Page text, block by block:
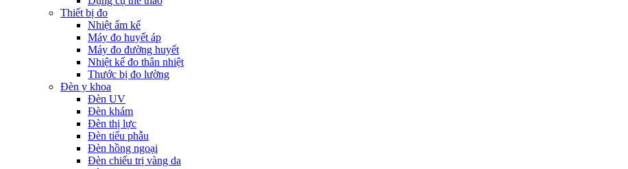
Thiết bị đo
Nhiệt ẩm kế
Máy đo huyết áp
Máy đo đường huyết
Nhiệt kế đo thân nhiệt
Thước bị đo lường
Đèn y khoa
Đèn UV
Đèn khám
Đèn thị lực
Đèn tiểu phẫu
Đèn hồng ngoại
Đèn chiếu trị vàng da